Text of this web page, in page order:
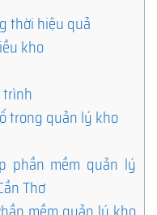
thời hiệu quả
kho
trong quản lý kho
phần mềm quản lý
Thơ